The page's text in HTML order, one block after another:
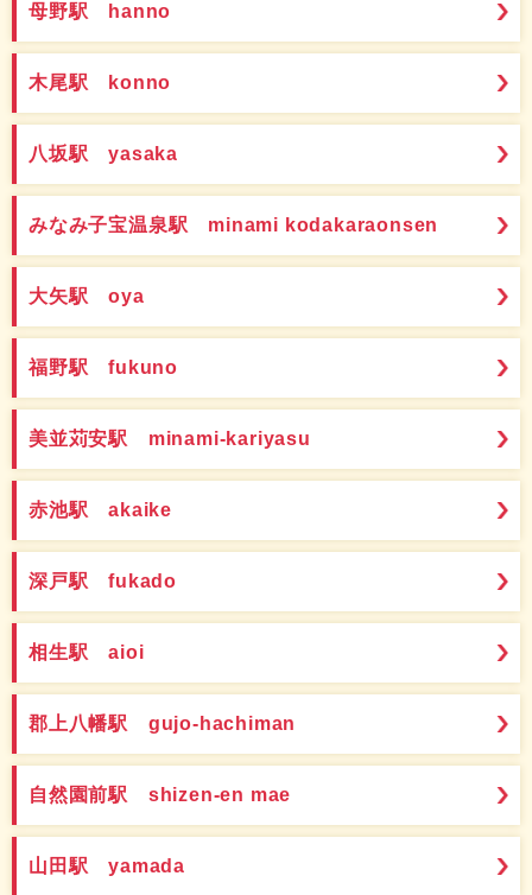
母野駅 hanno
木尾駅 konno
八坂駅 yasaka
みなみ子宝温泉駅 minami kodakaraonsen
大矢駅 oya
福野駅 fukuno
美並苅安駅 minami-kariyasu
赤池駅 akaike
深戸駅 fukado
相生駅 aioi
郡上八幡駅 gujo-hachiman
自然園前駅 shizen-en mae
山田駅 yamada